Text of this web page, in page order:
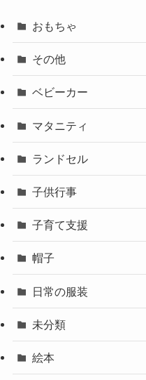
おもちゃ
その他
ベビーカー
マタニティ
ランドセル
子供行事
子育て支援
帽子
日常の服装
未分類
絵本